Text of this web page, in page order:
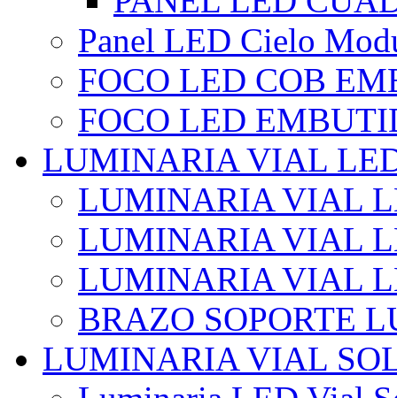
Panel LED Cielo
FOCO LED COB
FOCO LED
LUMINARIA VIAL
LUMINARIA VIAL
LUMINARIA VIAL
LUMINARIA VIAL
BRAZO SOPORTE
LUMINARIA VIAL